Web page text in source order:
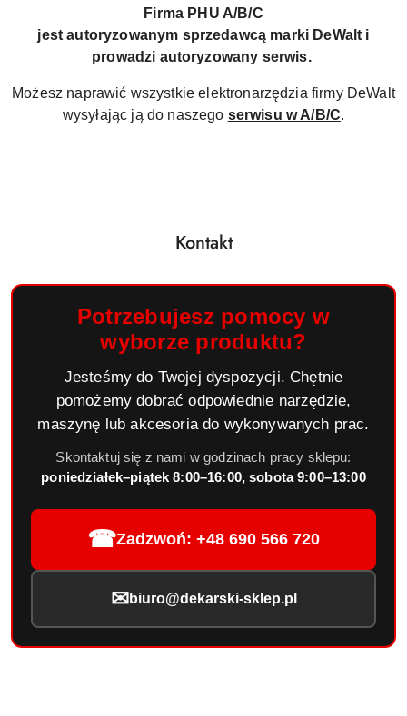
Firma PHU A/B/C
jest autoryzowanym sprzedawcą marki DeWalt i
prowadzi autoryzowany serwis.
Możesz naprawić wszystkie elektronarzędzia firmy DeWalt
wysyłając ją do naszego serwisu w A/B/C.
Kontakt
Potrzebujesz pomocy w
wyborze produktu?
Jesteśmy do Twojej dyspozycji. Chętnie
pomożemy dobrać odpowiednie narzędzie,
maszynę lub akcesoria do wykonywanych prac.
Skontaktuj się z nami w godzinach pracy sklepu:
poniedziałek–piątek 8:00–16:00, sobota 9:00–13:00
☎Zadzwoń: +48 690 566 720
✉ biuro@dekarski-sklep.pl